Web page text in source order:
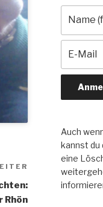
Nächster
Beitrag
Rhön
Auch
kannst du
eine